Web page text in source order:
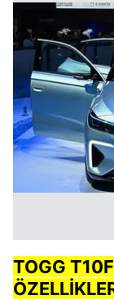
ilgili mevzuata
almak için lütfen
TOGG